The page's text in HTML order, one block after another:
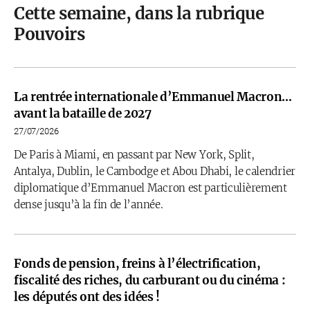
Cette semaine, dans la rubrique
Pouvoirs
La rentrée internationale d’Emmanuel Macron…
avant la bataille de 2027
27/07/2026
De Paris à Miami, en passant par New York, Split,
Antalya, Dublin, le Cambodge et Abou Dhabi, le calendrier
diplomatique d’Emmanuel Macron est particulièrement
dense jusqu’à la fin de l’année.
Fonds de pension, freins à l’électrification,
fiscalité des riches, du carburant ou du cinéma :
les députés ont des idées !